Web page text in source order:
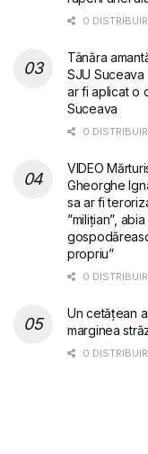
0
Tânăra
SJU Suceava
ar fi aplicat o
Suceava
0
VIDEO
Gheorghe
sa ar fi
”milițian”,
propriu”
0
Un cetățean
marginea
0